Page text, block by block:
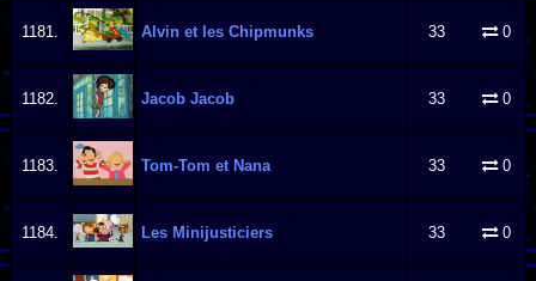
1181. Alvin et les Chipmunks 33 0
1182. Jacob Jacob 33 0
1183. Tom-Tom et Nana 33 0
1184. Les Minijusticiers 33 0